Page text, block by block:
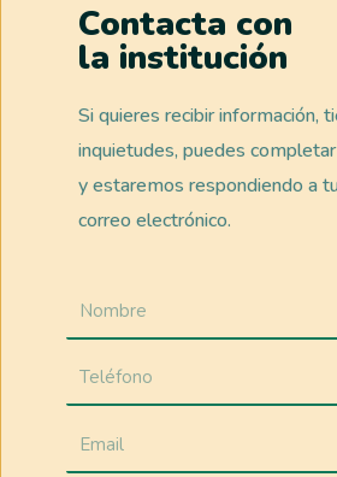
Contacta con
la institución
Si quieres recibir información,
inquietudes, puedes
y estaremos respondiendo a
correo electrónico.